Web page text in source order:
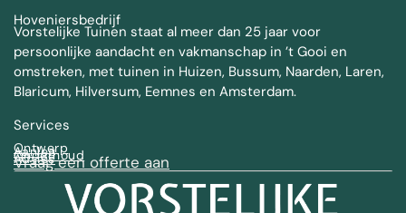
Hoveniersbedrijf
Vorstelijke Tuinen staat al meer dan 25 jaar voor
persoonlijke aandacht en vakmanschap in ’t Gooi en
omstreken, met tuinen in Huizen, Bussum, Naarden, Laren,
Blaricum, Hilversum, Eemnes en Amsterdam.
Services
Ontwerp
Aanleg
Onderhoud
Advies
Vraag een offerte aan